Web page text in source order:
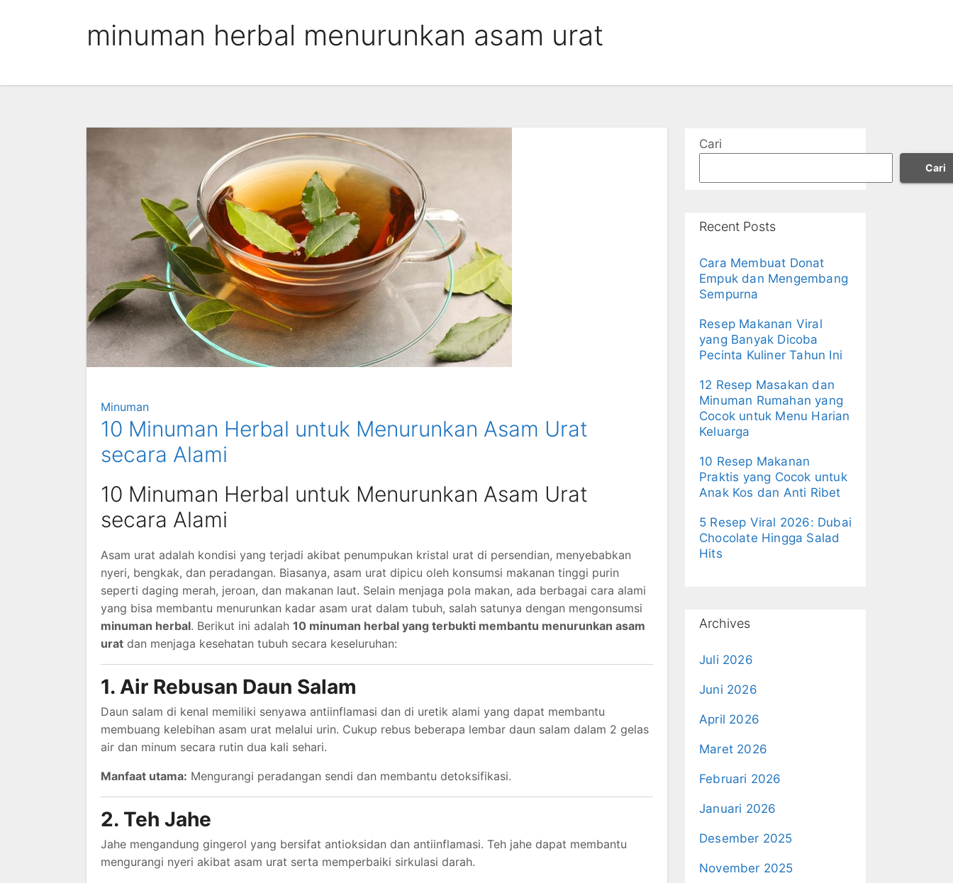
minuman herbal menurunkan asam urat
Minuman
10 Minuman Herbal untuk Menurunkan Asam Urat
secara Alami
10 Minuman Herbal untuk Menurunkan Asam Urat
secara Alami
Asam urat adalah kondisi yang terjadi akibat penumpukan kristal urat di persendian, menyebabkan
nyeri, bengkak, dan peradangan. Biasanya, asam urat dipicu oleh konsumsi makanan tinggi purin
seperti daging merah, jeroan, dan makanan laut. Selain menjaga pola makan, ada berbagai cara alami
yang bisa membantu menurunkan kadar asam urat dalam tubuh, salah satunya dengan mengonsumsi
minuman herbal. Berikut ini adalah 10 minuman herbal yang terbukti membantu menurunkan asam
urat dan menjaga kesehatan tubuh secara keseluruhan:
1. Air Rebusan Daun Salam
Daun salam di kenal memiliki senyawa antiinflamasi dan di uretik alami yang dapat membantu
membuang kelebihan asam urat melalui urin. Cukup rebus beberapa lembar daun salam dalam 2 gelas
air dan minum secara rutin dua kali sehari.
Manfaat utama: Mengurangi peradangan sendi dan membantu detoksifikasi.
2. Teh Jahe
Jahe mengandung gingerol yang bersifat antioksidan dan antiinflamasi. Teh jahe dapat membantu
mengurangi nyeri akibat asam urat serta memperbaiki sirkulasi darah.
Cari
Cari
Recent Posts
Cara Membuat Donat
Empuk dan Mengembang
Sempurna
Resep Makanan Viral
yang Banyak Dicoba
Pecinta Kuliner Tahun Ini
12 Resep Masakan dan
Minuman Rumahan yang
Cocok untuk Menu Harian
Keluarga
10 Resep Makanan
Praktis yang Cocok untuk
Anak Kos dan Anti Ribet
5 Resep Viral 2026: Dubai
Chocolate Hingga Salad
Hits
Archives
Juli 2026
Juni 2026
April 2026
Maret 2026
Februari 2026
Januari 2026
Desember 2025
November 2025